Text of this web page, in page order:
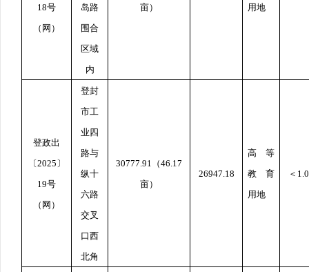
18号
（网）
岛路
围合
区域
内
亩）
用地
登政出
〔2025 〕
19号
（网）
登封
市工
业四
路与
纵十
六路
交叉
口西
北角
30777.91 （46.17
亩）
26947.18
高等
教育
用地
＜ 1.0